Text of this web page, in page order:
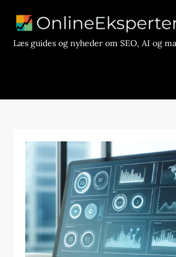
contentLæs guides og nyheder om SEO, AI og